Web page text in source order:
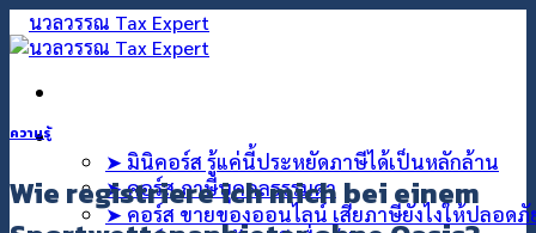
ข้าม
ไป
เนื้อหา
➤ มินิคอร์ส รู้แค่นี้ประหยัดภาษีได้เป็นหลักล้าน
➤ คอร์ส ภาษีบุคคลธรรมดา
➤ คอร์ส ขายของออนไลน์ เสียภาษียังไงให้ปลอดภั
ความรู้
Wie registriere ich mich bei einem